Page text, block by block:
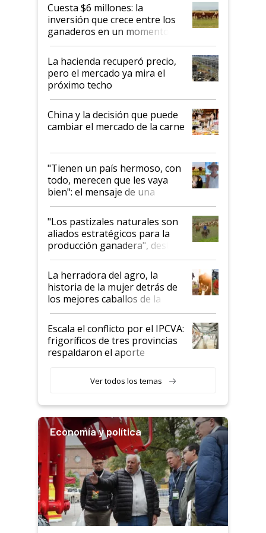
Cuesta $6 millones: la
inversión que crece entre los
ganaderos en un momento
histórico para la actividad
La hacienda recuperó precio,
pero el mercado ya mira el
próximo techo
China y la decisión que puede
cambiar el mercado de la carne
"Tienen un país hermoso, con
todo, merecen que les vaya
bien": el mensaje de una
ganadera uruguaya sobre las
oportunidades que se abren
para el agro en Argentina, con
foco en la carne
"Los pastizales naturales son
aliados estratégicos para la
producción ganadera", destaca
la iniciativa que ya reúne a 46
establecimientos en Argentina
La herradora del agro, la
historia de la mujer detrás de
los mejores caballos de la
Argentina y los mitos que
todavía hacen sufrir a estos
animales: "Mientras me
descalificaban, yo seguí
haciendo currículum"
Escala el conflicto por el IPCVA:
frigoríficos de tres provincias
respaldaron el aporte
Ver todos los temas
Economía y política